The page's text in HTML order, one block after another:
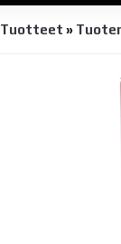
Tuotteet »